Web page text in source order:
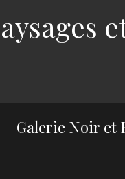
Galerie Noir et